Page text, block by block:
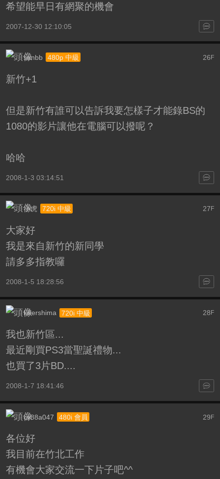
希望能早日有網聚的機會
2007-12-30 12:10:05
26 F
sunbb 480p 中級
新竹+1
但是新竹有誰可以告訴我要怎樣子才能錄BS的
1080的影片讓他在電腦可以撥呢？
哈哈
2008-1-3 03:14:51
27 F
小虎 720i 中級
大家好
我是來自新竹的新同學
請多多指教囉
2008-1-5 18:28:56
28 F
killershima 720i 中級
我也新竹區...
最近剛買PS3當聖誕禮物...
也買了3片BD....
2008-1-7 18:41:46
29F
cv88a047 480i 會員
各位好
我目前在竹北工作
有機會大家交流一下片子吧^^